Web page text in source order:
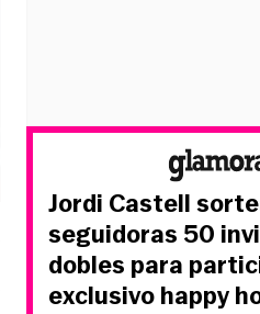
Jordi Castell
seguidoras 50
dobles para
exclusivo happy